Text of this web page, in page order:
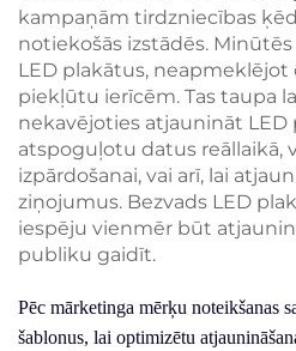
kampaņām tirdzniecības
notiekošās izstādēs.
LED plakātus,
piekļūtu ierīcēm. Tas taupa
nekavējoties atjaunināt LED
atspoguļotu datus reāllaikā,
izpārdošanai, vai arī, lai
ziņojumus. Bezvads LED
iespēju vienmēr būt
publiku gaidīt.
Pēc mārketinga mērķu noteikšanas
šablonus, lai optimizētu